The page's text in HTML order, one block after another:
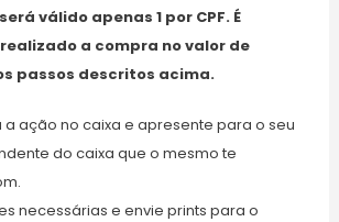
válido apenas 1 por CPF. É
a compra no valor de
passos descritos acima.
a ação no caixa e apresente para o seu
do caixa que o mesmo te
necessárias e envie prints para o